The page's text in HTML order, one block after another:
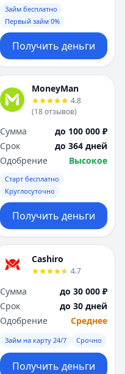
Займ бесплатно
Первый займ 0%
Получить деньги
MoneyMan
4.8
(18отзывов)
Сумма
до 100 000 ₽
Срок
до 364 дней
Одобрение
Высокое
Старт бесплатно
Круглосуточно
Получить деньги
Cashiro
4.7
Сумма
до 30 000 ₽
Срок
до 30 дней
Одобрение
Среднее
Займ на карту 24/7 Срочно
Получить деньги